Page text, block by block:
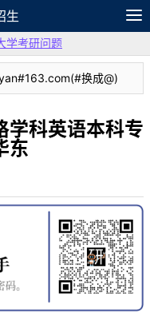
生
笔记
论坛
学考研问题
换成@)
学科英语本科专
东